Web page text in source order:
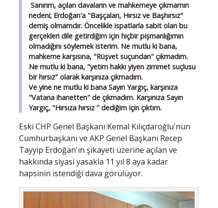
Sanırım, açılan davaların ve mahkemeye çıkmamın
nedeni; Erdoğan'a "Başçalan, Hırsız ve Başhırsız"
demiş olmamdır. Öncelikle ispatlarla sabit olan bu
gerçekleri dile getirdiğim için hiçbir pişmanlığımın
olmadığını söylemek isterim. Ne mutlu ki bana,
mahkeme karşısına, "Rüşvet suçundan" çıkmadım.
Ne mutlu ki bana, "yetim hakkı yiyen zimmet suçlusu
bir hırsız" olarak karşınıza çıkmadım.
Ve yine ne mutlu ki bana Sayın Yargıç, karşınıza
"Vatana ihanetten" de çıkmadım. Karşınıza Sayın
Yargıç, "Hırsıza hırsız " dediğim için çıktım.
Eski CHP Genel Başkanı Kemal Kılıçdaroğlu'nun
Cumhurbaşkanı ve AKP Genel Başkanı Recep
Tayyip Erdoğan'ın şikayeti üzerine açılan ve
hakkında siyasi yasakla 11 yıl 8 aya kadar
hapsinin istendiği dava görülüyor.